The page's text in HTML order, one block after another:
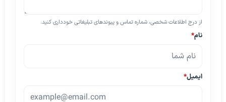
از درج اطلاعات شخصی، شماره تماس و پیوندهای تبلیغاتی خودداری کنید.
نام*
ایمیل*